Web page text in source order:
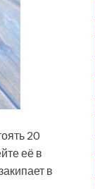
20
её в
в